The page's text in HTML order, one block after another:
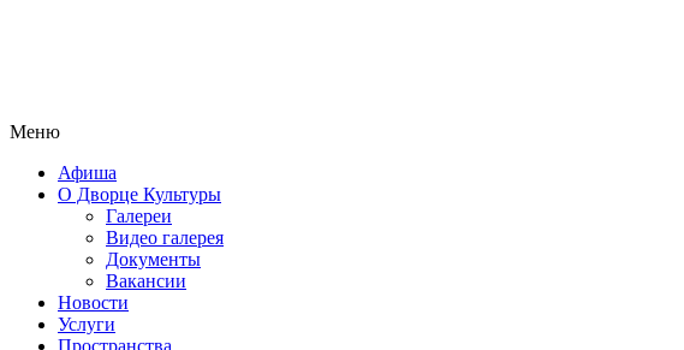
Меню
Афиша
О Дворце Культуры
Галереи
Видео галерея
Документы
Вакансии
Новости
Услуги
Пространства